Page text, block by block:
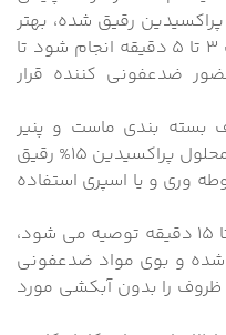
پراکسیدین رقیق شده، بهتر
است آبکشی با آب استریل به مدت 3 تا 5 دقیقه انجام شود تا
ضدعفونی کننده قرار
بسته بندی ماست و پنیر
(پلاستیکی، حلب ، سطل و دبه)، از محلول پراکسیدین 15% رقیق
1000 به روش غوطه وری و یا اسپری استفاده
در روش غوطه وری، مدت زمان 10 تا 15 دقیقه توصیه می شود،
و بوی مواد ضدعفونی
ظروف را بدون آبکشی مورد